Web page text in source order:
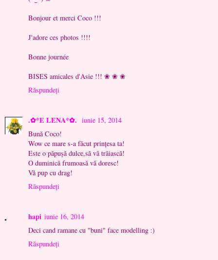
Bonjour et merci Coco !!!
J'adore ces photos !!!!
Bonne journée
BISES amicales d'Asie !!! ❀ ❀ ❀
Răspundeți
.✿*E LENA*✿. iunie 15, 2014
Bună Coco!
Wow ce mare s-a făcut prințesa ta!
Este o păpușă dulce,să vă trăiască!
O duminică frumoasă vă doresc!
Vă pup cu drag!
Răspundeți
hapi iunie 16, 2014
Deci cand ramane cu "buni" face modelling :)
Răspundeți